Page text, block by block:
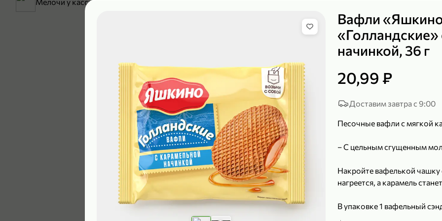
Вафли
начинкой, 36 г
20,99 ₽
Доставим завтра с 9:00
Песочные вафли с мягкой
– С цельным сгущенным
Накройте вафелькой
нагреется, а карамель
В упаковке 1 вафельный
129,99 ₽ 200 г
В корзину
99,99 ₽ 120 г
Полотенца бумажные «Soffione» MENU, 2 рулона, 120 г
В корзину
219,99 ₽
5 4,9 5